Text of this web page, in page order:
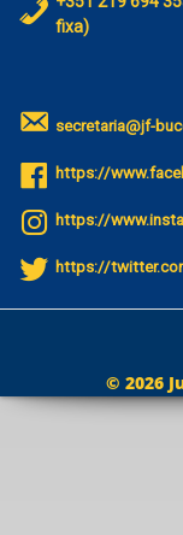
fixa)
secretaria@jf-
https://
https://
https://
© 2026